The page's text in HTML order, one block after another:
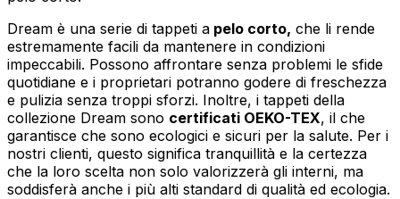
Dream è una serie di tappeti a pelo corto, che li rende
estremamente facili da mantenere in condizioni
impeccabili. Possono affrontare senza problemi le sfide
quotidiane e i proprietari potranno godere di freschezza
e pulizia senza troppi sforzi. Inoltre, i tappeti della
collezione Dream sono certificati OEKO-TEX, il che
garantisce che sono ecologici e sicuri per la salute. Per i
nostri clienti, questo significa tranquillità e la certezza
che la loro scelta non solo valorizzerà gli interni, ma
soddisferà anche i più alti standard di qualità ed ecologia.